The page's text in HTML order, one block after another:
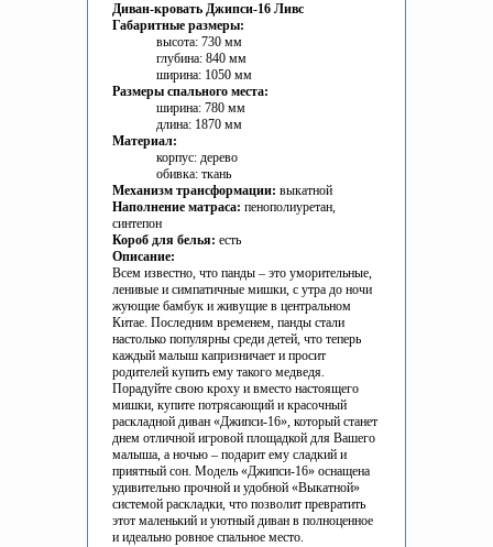
Диван-кровать Джипси-16 Ливс
Габаритные размеры:
высота: 730 мм
глубина: 840 мм
ширина: 1050 мм
Размеры спального места:
ширина: 780 мм
длина: 1870 мм
Материал:
корпус: дерево
обивка: ткань
Механизм трансформации: выкатной
Наполнение матраса: пенополиуретан,
синтепон
Короб для белья: есть
Описание:
Всем известно, что панды – это уморительные,
ленивые и симпатичные мишки, с утра до ночи
жующие бамбук и живущие в центральном
Китае. Последним временем, панды стали
настолько популярны среди детей, что теперь
каждый малыш капризничает и просит
родителей купить ему такого медведя.
Порадуйте свою кроху и вместо настоящего
мишки, купите потрясающий и красочный
раскладной диван «Джипси-16», который станет
днем отличной игровой площадкой для Вашего
малыша, а ночью – подарит ему сладкий и
приятный сон. Модель «Джипси-16» оснащена
удивительно прочной и удобной «Выкатной»
системой раскладки, что позволит превратить
этот маленький и уютный диван в полноценное
и идеально ровное спальное место.